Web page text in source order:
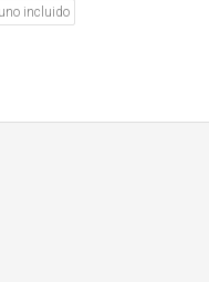
incluido